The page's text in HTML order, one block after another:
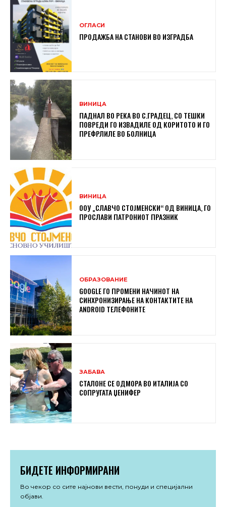
ОГЛАСИ
ПРОДАЖБА НА СТАНОВИ ВО ИЗГРАДБА
ВИНИЦА
ПАДНАЛ ВО РЕКА ВО С.ГРАДЕЦ, СО ТЕШКИ
ПОВРЕДИ ГО ИЗВАДИЛЕ ОД КОРИТОТО И ГО
ПРЕФРЛИЛЕ ВО БОЛНИЦА
ВИНИЦА
ООУ „СЛАВЧО СТОЈМЕНСКИ“ ОД ВИНИЦА, ГО
ПРОСЛАВИ ПАТРОНИОТ ПРАЗНИК
ОБРАЗОВАНИЕ
GOOGLE ГО ПРОМЕНИ НАЧИНОТ НА
СИНХРОНИЗИРАЊЕ НА КОНТАКТИТЕ НА
ANDROID ТЕЛЕФОНИТЕ
ЗАБАВА
СТАЛОНЕ СЕ ОДМОРА ВО ИТАЛИЈА СО
СОПРУГАТА ЏЕНИФЕР
БИДЕТЕ ИНФОРМИРАНИ
Во чекор со сите најнови вести, понуди и специјални
објави.